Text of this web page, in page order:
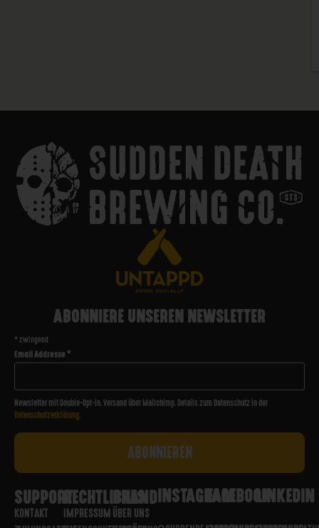
ABONNIERE UNSEREN NEWSLETTER
* zwingend
Email Addresse*
Newsletter mit Double-Opt-In. Versand über Mailchimp. Details zum Datenschutz in der
Datenschutzerklärung.
SUPPORT
KONTAKT
RECHTLICHES
IMPRESSUM
BRAND
ÜBER UNS
INSTAGRAMFACEBOOKLINKEDIN